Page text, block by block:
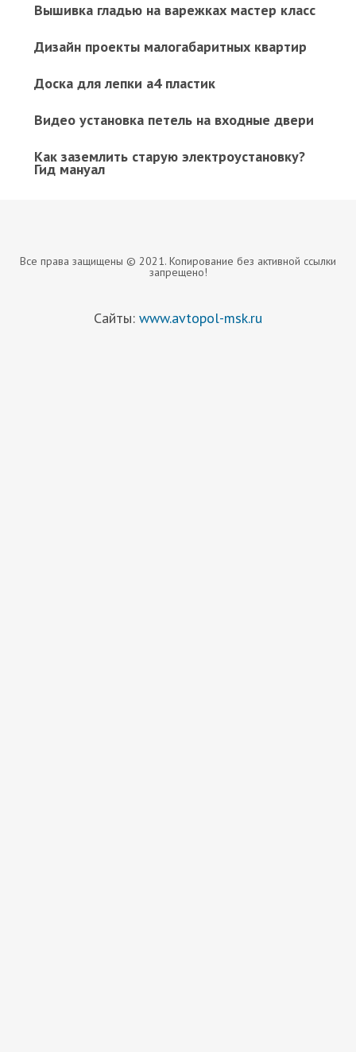
Вышивка гладью на варежках мастер класс
Дизайн проекты малогабаритных квартир
Доска для лепки а4 пластик
Видео установка петель на входные двери
Как заземлить старую электроустановку?
Гид мануал
Все права защищены © 2021. Копирование без активной ссылки
запрещено!
Сайты: www.avtopol-msk.ru